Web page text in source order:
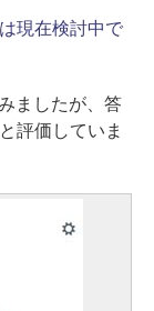
現在検討中で
ましたが、答
評価していま